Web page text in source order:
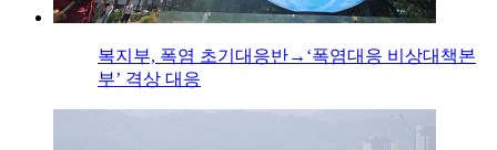
복지부, 폭염 초기대응반→‘폭염대응 비상대책본
부’ 격상 대응